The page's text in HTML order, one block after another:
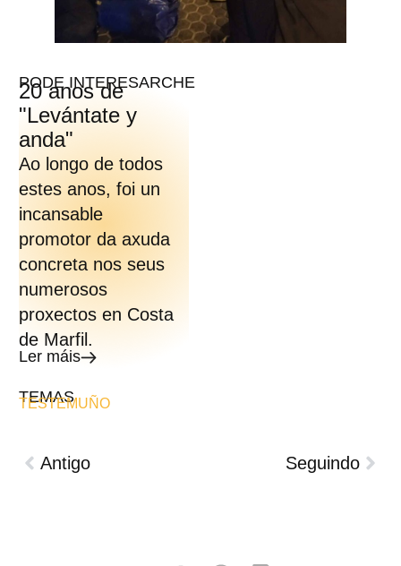
PODE INTERESARCHE
20 anos de
"Levántate y
anda"
Ao longo de todos
estes anos, foi un
incansable
promotor da axuda
concreta nos seus
numerosos
proxectos en Costa
de Marfil.
Ler máis
TEMAS
TESTEMUÑO
Antigo Seguindo